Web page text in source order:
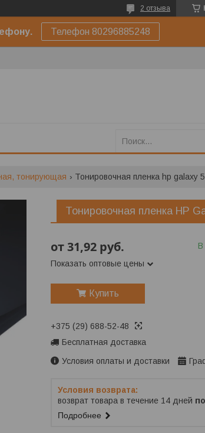
2 отзыва
Телефон 80296885248
тонирующая Тонировочная пленка hp galaxy
Тонировочная пленка HP
от31,92 руб.
Показать оптовые цены
В
Купить
+375 (29) 688-52-48
Бесплатная доставка
Условия оплаты и доставки
возврат товара в течение 14 дней
Подробнее